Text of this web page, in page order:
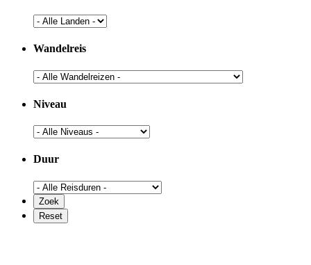
Wandelreis
Niveau
Duur